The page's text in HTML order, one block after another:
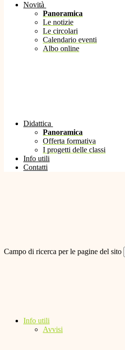
Novità
Panoramica
Le notizie
Le circolari
Calendario eventi
Albo online
Didattica
Panoramica
Offerta formativa
I progetti delle classi
Info utili
Contatti
Campo di ricerca per le pagine del sito
Info utili
Avvisi